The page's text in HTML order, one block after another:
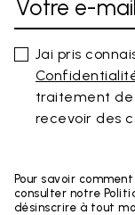
Jai pris
traitement de
recevoir des
Pour savoir
consulter notre
désinscrire à tout